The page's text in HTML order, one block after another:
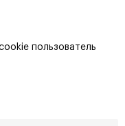
пользователь